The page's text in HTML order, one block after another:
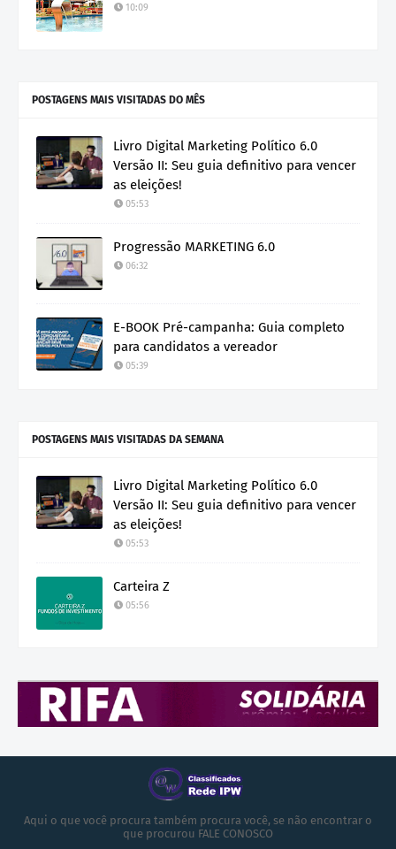
10:09
POSTAGENS MAIS VISITADAS DO MÊS
Livro Digital Marketing Político 6.0
Versão II: Seu guia definitivo para vencer
as eleições!
05:53
Progressão MARKETING 6.0
06:32
E-BOOK Pré-campanha: Guia completo
para candidatos a vereador
05:39
POSTAGENS MAIS VISITADAS DA SEMANA
Livro Digital Marketing Político 6.0
Versão II: Seu guia definitivo para vencer
as eleições!
05:53
Carteira Z
05:56
Aqui o que você procura também procura você, se não encontrar o
que procurou FALE CONOSCO